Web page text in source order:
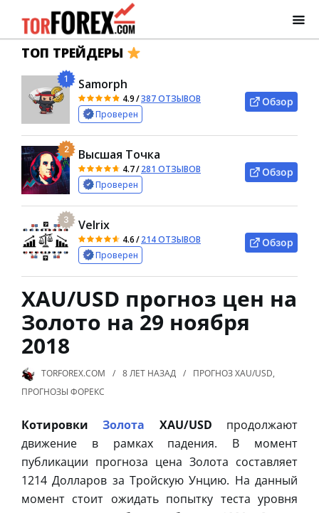
ТОП ТРЕЙДЕРЫ
1 Samorph
4.9/387 ОТЗЫВОВ
Проверен
Обзор
2 Высшая Точка
4.7/281 ОТЗЫВОВ
Проверен
Обзор
3 Velrix
4.6/214 ОТЗЫВОВ
Проверен
Обзор
XAU/USD прогноз цен на
Золото на 29 ноября
2018
TORFOREX.COM 8 ЛЕТ НАЗАД ПРОГНОЗ XAU/USD,
ПРОГНОЗЫ ФОРЕКС
КотировкиЗолота XAU/USD продолжают
движение в рамках падения. В момент
публикации прогноза цена Золота составляет
1214 Долларов за Тройскую Унцию. На данный
момент стоит ожидать попытку теста уровня